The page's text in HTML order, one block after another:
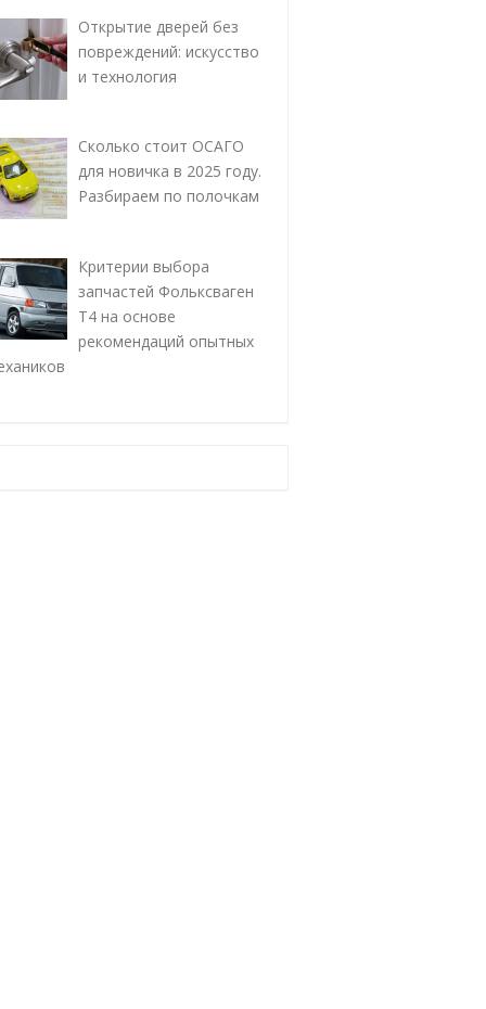
Открытие дверей без
повреждений: искусство
и технология
Сколько стоит ОСАГО
для новичка в 2025 году.
Разбираем по полочкам
Критерии выбора
запчастей Фольксваген
Т4 на основе
рекомендаций опытных